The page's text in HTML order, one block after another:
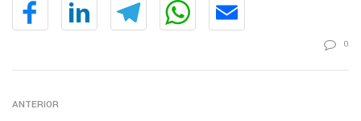
0
ANTERIOR